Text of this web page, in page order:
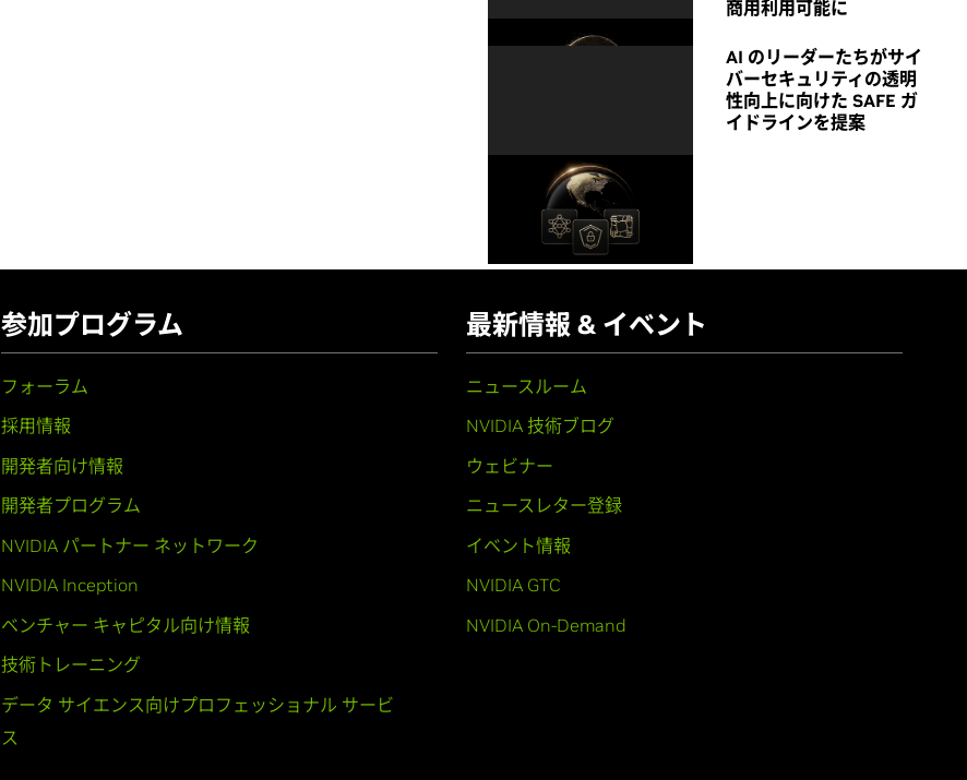
商用利用可能に
AI のリーダーたちがサイ
バーセキュリティの透明
性向上に向けた SAFE ガ
イドラインを提案
参加プログラム
フォーラム
採用情報
開発者向け情報
開発者プログラム
NVIDIA パートナー ネットワーク
NVIDIA Inception
ベンチャー キャピタル向け情報
技術トレーニング
データ サイエンス向けプロフェッショナル サービ
ス
最新情報 & イベント
ニュースルーム
NVIDIA 技術ブログ
ウェビナー
ニュースレター登録
イベント情報
NVIDIA GTC
NVIDIA On-Demand